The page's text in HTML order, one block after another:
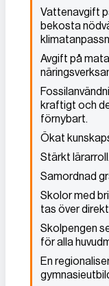
Vattenavgift
bekosta
Avgift på
kraftigt och
förnybart.
Ökat
Stärkt lärarroll.
Samordnad
Skolor med
tas över
Skolpengen
för alla
En